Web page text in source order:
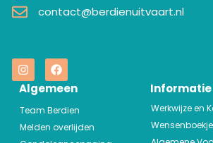
contact@berdienuitvaart.nl
Algemeen
Team Berdien
Melden overlijden
Informatie
Werkwijze en
Wensenboekje